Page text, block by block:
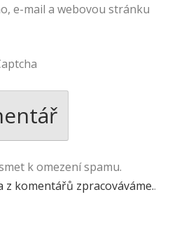
e-mail a webovou stránku
k omezení spamu.
z komentářů zpracováváme..